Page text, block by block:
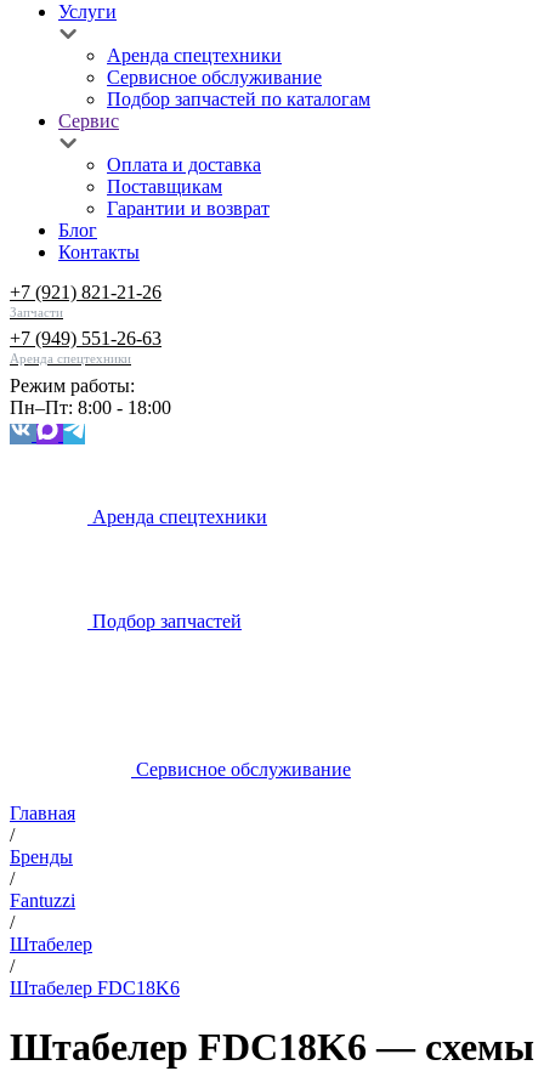
Услуги
Аренда спецтехники
Сервисное обслуживание
Подбор запчастей по каталогам
Сервис
Оплата и доставка
Поставщикам
Гарантии и возврат
Блог
Контакты
+7 (921) 821-21-26
Запчасти
+7 (949) 551-26-63
Аренда спецтехники
Режим работы:
Пн–Пт: 8:00 - 18:00
Аренда спецтехники
Подбор запчастей
Сервисное обслуживание
Главная
/
Бренды
/
Fantuzzi
/
Штабелер
/
Штабелер FDC18K6
Штабелер FDC18K6 — схемы